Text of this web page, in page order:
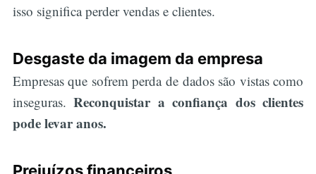
isso significa perder vendas e clientes.
Desgaste da imagem da empresa
Empresas que sofrem perda de dados são vistas como
inseguras. Reconquistar a confiança dos clientes
pode levar anos.
Prejuízos financeiros